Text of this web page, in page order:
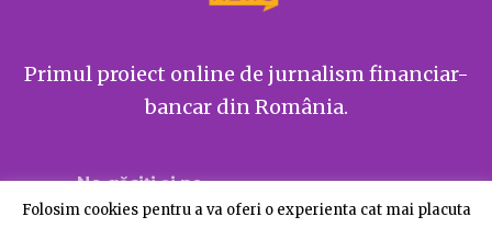
Primul proiect online de jurnalism financiar-
bancar din România.
Ne găsiți și pe
Folosim cookies pentru a va oferi o experienta cat mai placuta